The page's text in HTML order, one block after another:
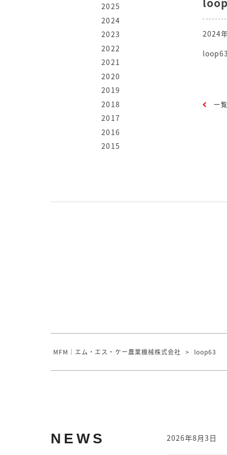
2025
2024
2023
2022
2021
2020
2019
2018
2017
2016
2015
2024
loop63
一
MFM｜エム・エス・ケー農業機械株式会社 > loop63
NEWS 2026年8月3日